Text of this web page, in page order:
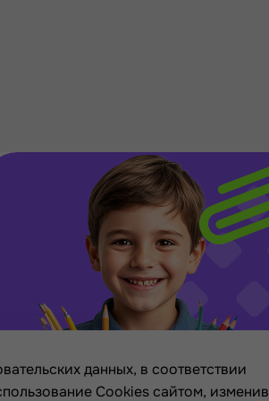
данных, в соответствии
Cookies сайтом, изменив